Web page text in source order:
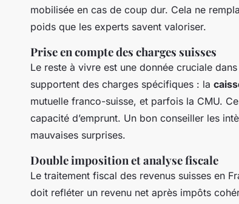
mobilisée en cas de coup dur. Cela ne
poids que les experts savent valoriser.
Prise en compte des charges suisses
Le reste à vivre est une donnée cruciale
supportent des charges spécifiques : la
mutuelle franco-suisse, et parfois la CMU.
capacité d’emprunt. Un bon conseiller les
mauvaises surprises.
Double imposition et analyse fiscale
Le traitement fiscal des revenus suisses en
doit refléter un revenu net après impôts